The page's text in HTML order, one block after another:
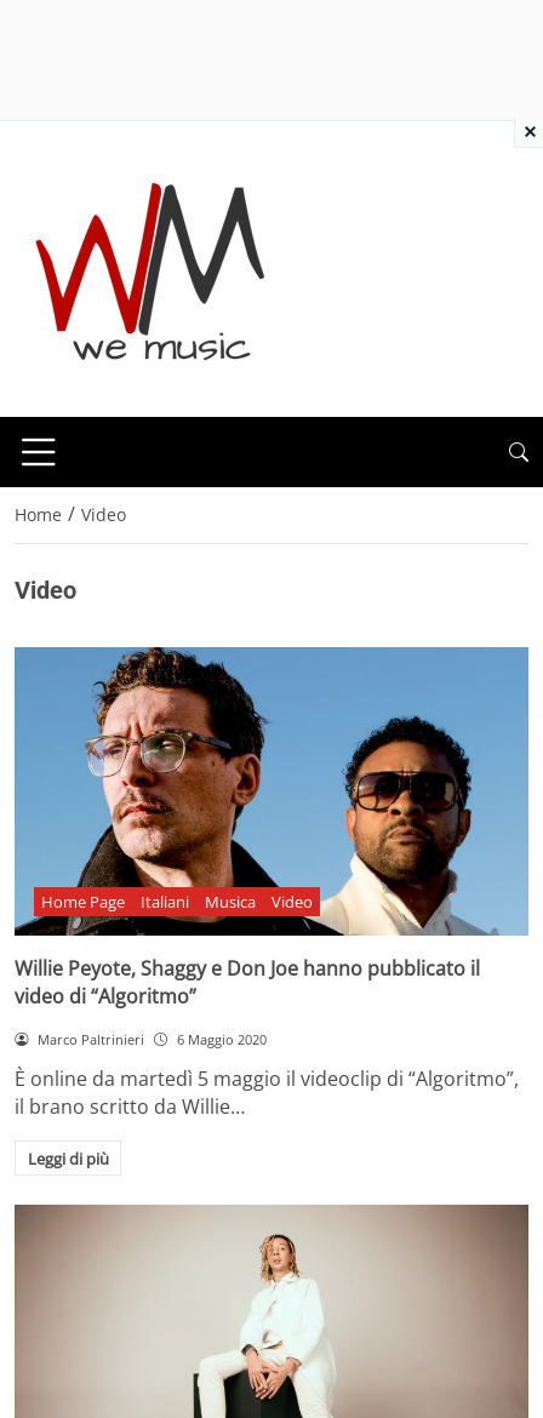
Home / Video
Video
Home Page Italiani Musica Video
Willie Peyote, Shaggy e Don Joe hanno pubblicato il
video di “Algoritmo”
Marco Paltrinieri 6 Maggio 2020
È online da martedì 5 maggio il videoclip di “Algoritmo”,
il brano scritto da Willie…
Leggi di più
×